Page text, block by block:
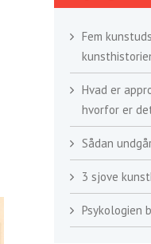
Fem
Hvad er
hvorfor er
Sådan
3 sjove
Psykologien